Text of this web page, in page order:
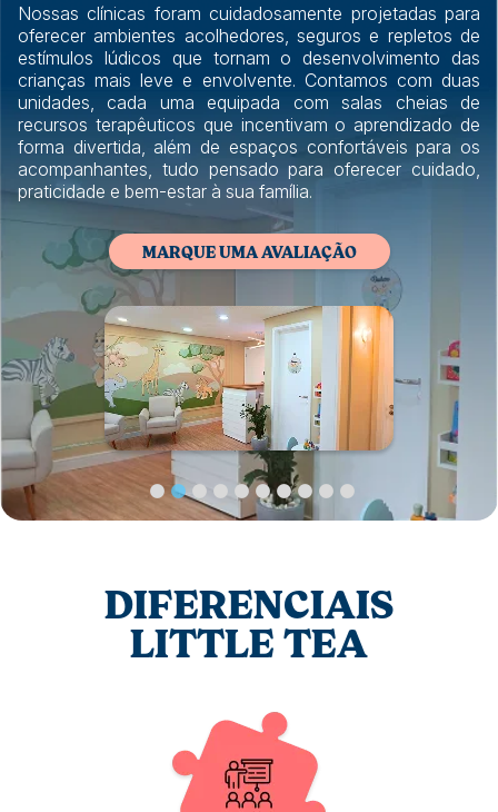
Nossas clínicas foram cuidadosamente projetadas para
oferecer ambientes acolhedores, seguros e repletos de
estímulos lúdicos que tornam o desenvolvimento das
crianças mais leve e envolvente. Contamos com duas
unidades, cada uma equipada com salas cheias de
recursos terapêuticos que incentivam o aprendizado de
forma divertida, além de espaços confortáveis para os
acompanhantes, tudo pensado para oferecer cuidado,
praticidade e bem-estar à sua família.
MARQUE UMA AVALIAÇÃO
DIFERENCIAIS
LITTLE TEA